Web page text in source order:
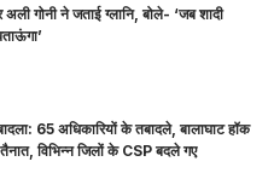
अली गोनी ने जताई ग्लानि, बोले- ‘जब शादी
65 अधिकारियों के तबादले, बालाघाट हॉक
विभिन्न जिलों के CSP बदले गए